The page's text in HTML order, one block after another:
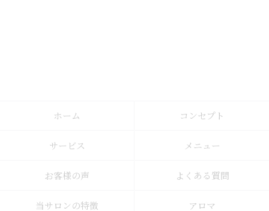
ホーム コンセプト
サービス メニュー
お客様の声 よくある質問
当サロンの特徴 アロマ